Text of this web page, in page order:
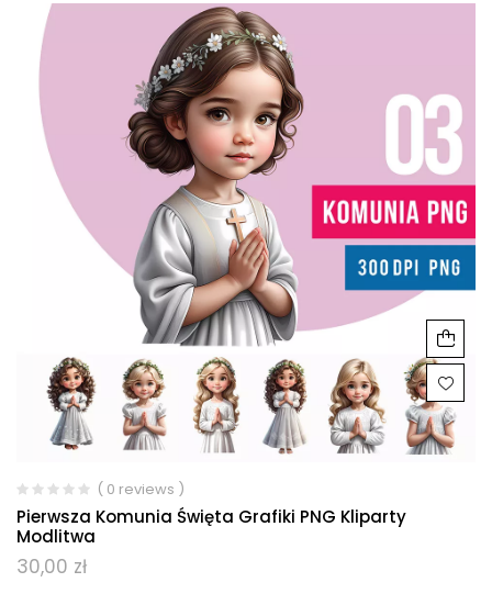
( 0 reviews )
Pierwsza Komunia Święta Grafiki PNG Kliparty
Modlitwa
30,00 zł